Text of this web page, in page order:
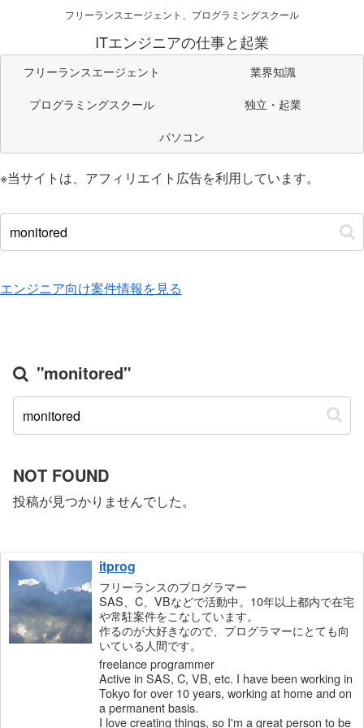
フリーランスエージェント、プログラミングスクール
ITエンジニアの仕事と起業
フリーランスエージェント
業界知識
プログラミングスクール
独立・起業
パソコン
※当サイトは、アフィリエイト広告を利用しています。
エンジニア向け案件情報を見る
"monitored"
NOT FOUND
投稿が見つかりませんでした。
itprog
フリーランスのプログラマー
SAS、C、VBなどで活動中。10年以上都内で在宅
や常駐案件をこなしています。
作るのが大好きなので、プログラマーにとても向
いている人間です。
freelance programmer
Active in SAS, C, VB, etc. I have been working in
Tokyo for over 10 years, working at home and on
a permanent basis.
I love creating things, so I'm a great person to be